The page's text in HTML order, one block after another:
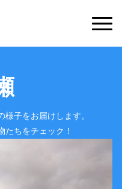
子をお届けします。
ちをチェック！